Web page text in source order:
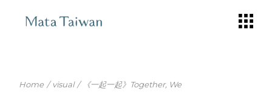
Home visual 《一起一起》Together, We